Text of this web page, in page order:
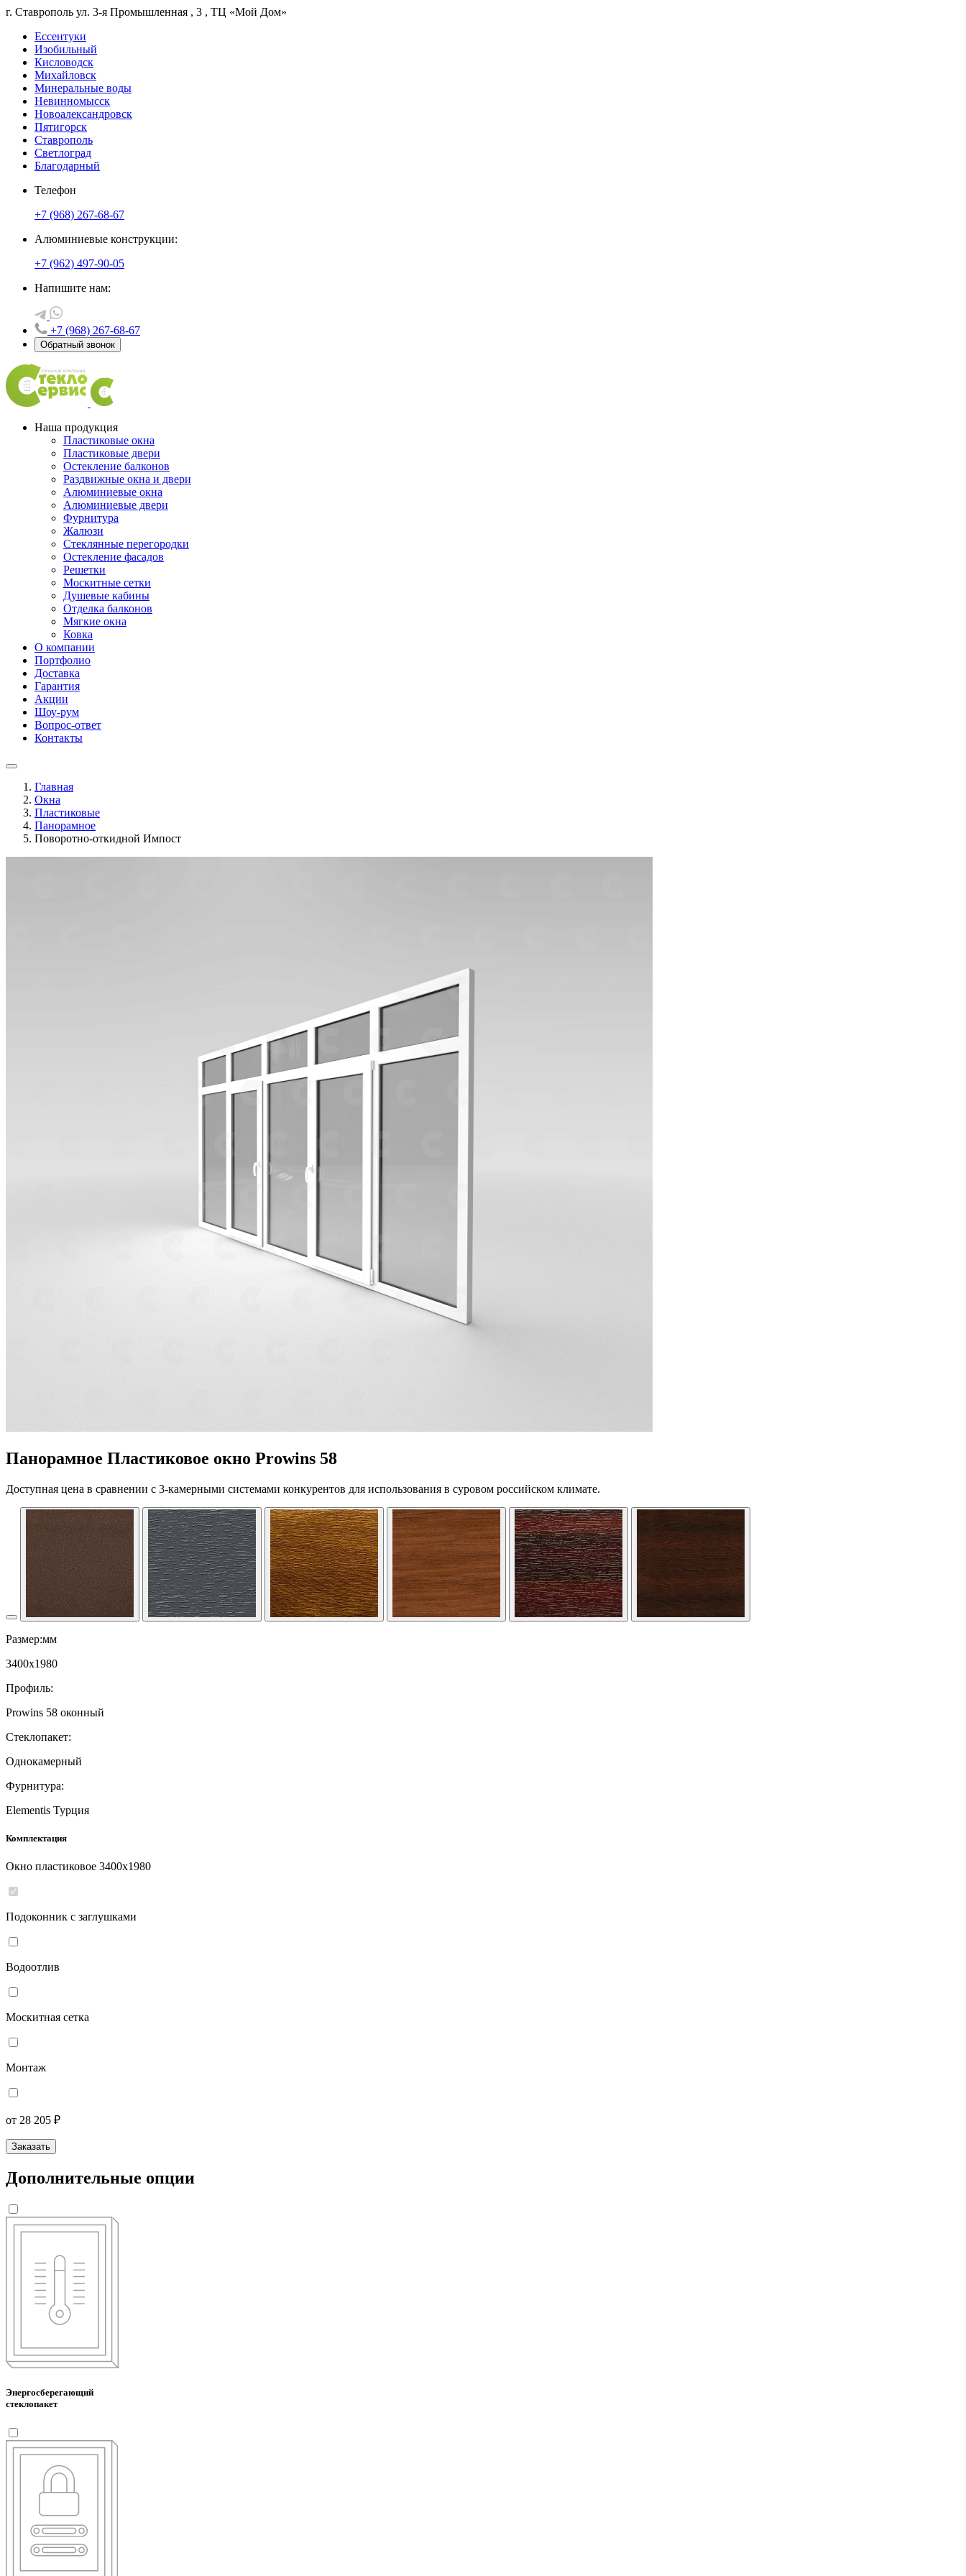
г. Ставрополь ул. 3-я Промышленная , 3 , ТЦ «Мой Дом»
Ессентуки
Изобильный
Кисловодск
Михайловск
Минеральные воды
Невинномысск
Новоалександровск
Пятигорск
Ставрополь
Светлоград
Благодарный
Телефон
+7 (968) 267-68-67
Алюминиевые конструкции:
+7 (962) 497-90-05
Напишите нам:
+7 (968) 267-68-67
Обратный звонок
Наша продукция
Пластиковые окна
Пластиковые двери
Остекление балконов
Раздвижные окна и двери
Алюминиевые окна
Алюминиевые двери
Фурнитура
Жалюзи
Стеклянные перегородки
Остекление фасадов
Решетки
Москитные сетки
Душевые кабины
Отделка балконов
Мягкие окна
Ковка
О компании
Портфолио
Доставка
Гарантия
Акции
Шоу-рум
Вопрос-ответ
Контакты
Главная
Окна
Пластиковые
Панорамное
Поворотно-откидной Импост
Панорамное Пластиковое окно Prowins 58
Доступная цена в сравнении с 3-камерными системами конкурентов для использования в суровом российском климате.
Размер:мм
3400x1980
Профиль:
Prowins 58 оконный
Стеклопакет:
Однокамерный
Фурнитура:
Elementis Турция
Комплектация
Окно пластиковое 3400x1980
Подоконник с заглушками
Водоотлив
Москитная сетка
Монтаж
от 28 205 ₽
Заказать
Дополнительные опции
Энергосберегающий
стеклопакет